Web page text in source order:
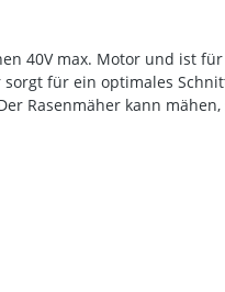
40V max. Motor und ist für
für ein optimales
Rasenmäher kann mähen,